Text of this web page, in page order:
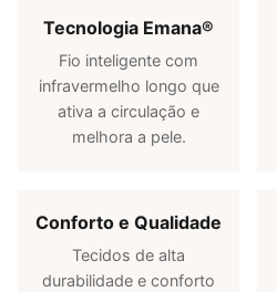
Tecnologia Emana®
Fio inteligente com
infravermelho longo que
ativa a circulação e
melhora a pele.
Conforto e Qualidade
Tecidos de alta
durabilidade e conforto